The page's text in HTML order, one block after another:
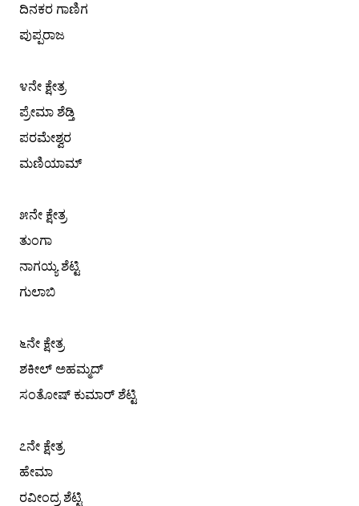
ದಿನಕರ ಗಾಣಿಗ
ಪುಪ್ಪರಾಜ
೪ನೇ ಕ್ಷೇತ್ರ
ಪ್ರೇಮಾ ಶೆಡ್ತಿ
ಪರಮೇಶ್ವರ
ಮಣಿಯಾಮ್
೫ನೇ ಕ್ಷೇತ್ರ
ತುಂಗಾ
ನಾಗಯ್ಯ ಶೆಟ್ಟಿ
ಗುಲಾಬಿ
೬ನೇ ಕ್ಷೇತ್ರ
ಶಕೀಲ್ ಅಹಮ್ಮದ್
ಸಂತೋಷ್ ಕುಮಾರ್ ಶೆಟ್ಟಿ
೭ನೇ ಕ್ಷೇತ್ರ
ಹೇಮಾ
ರವೀಂದ್ರ ಶೆಟ್ಟಿ